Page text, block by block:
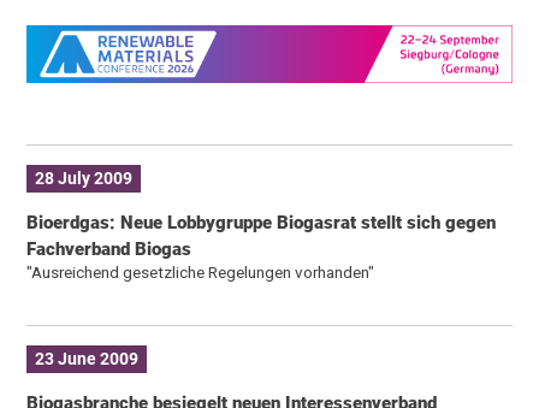
28 July 2009
Bioerdgas: Neue Lobbygruppe Biogasrat stellt sich gegen
Fachverband Biogas
"Ausreichend gesetzliche Regelungen vorhanden"
23 June 2009
Biogasbranche besiegelt neuen Interessenverband